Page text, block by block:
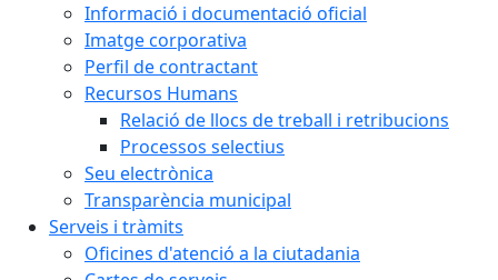
Informació i documentació oficial
Imatge corporativa
Perfil de contractant
Recursos Humans
Relació de llocs de treball i retribucions
Processos selectius
Seu electrònica
Transparència municipal
Serveis i tràmits
Oficines d'atenció a la ciutadania